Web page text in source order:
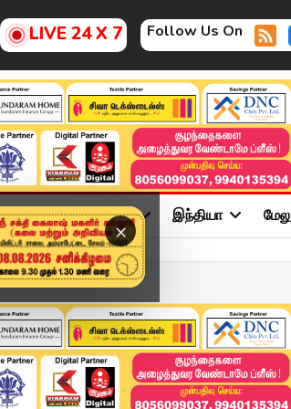
LIVE 24 X 7 Follow Us On
×
விளையாட்டு இந்தியா